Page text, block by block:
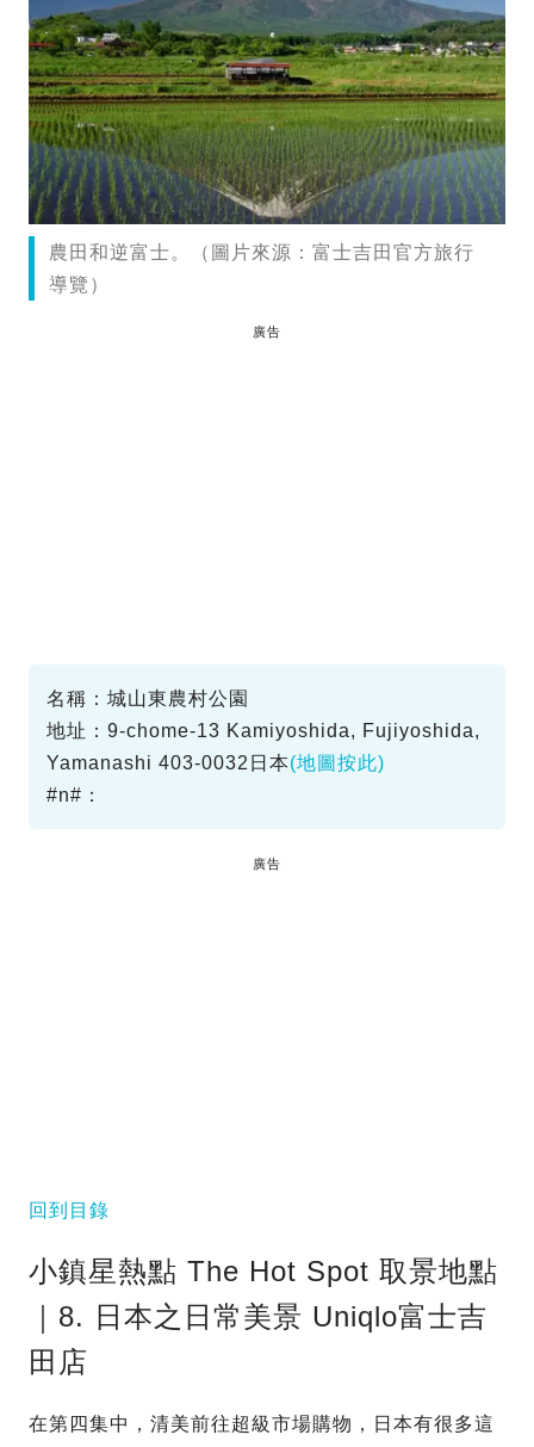
農田和逆富士。（圖片來源：富士吉田官方旅行
導覽）
廣告
名稱：城山東農村公園
地址：9-chome-13 Kamiyoshida, Fujiyoshida,
Yamanashi 403-0032日本(地圖按此)
#n#：
廣告
回到目錄
小鎮星熱點 The Hot Spot 取景地點
｜8. 日本之日常美景 Uniqlo富士吉
田店
在第四集中，清美前往超級市場購物，日本有很多這